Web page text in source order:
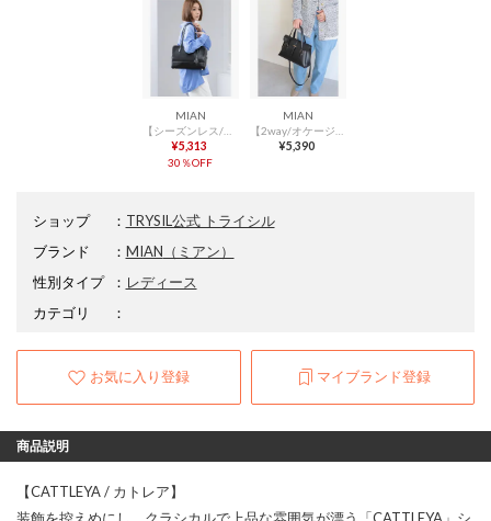
MIAN
【シーズンレス/お仕事/自立する】スクエアボストンバッグ （ブラック）
¥5,313
30％OFF
MIAN
¥5,390
ショップ ： TRYSIL公式 トライシル
ブランド
： MIAN （ミアン）
性別タイプ
： レディース
カテゴリ
：
お気に入り登録 マイブランド登録
商品説明
【CATTLEYA / カトレア】
装飾を控えめにし、クラシカルで上品な雰囲気が漂う「CATTLEYA」シ